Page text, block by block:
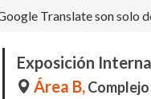
Translate son solo
Exposición
Área B,